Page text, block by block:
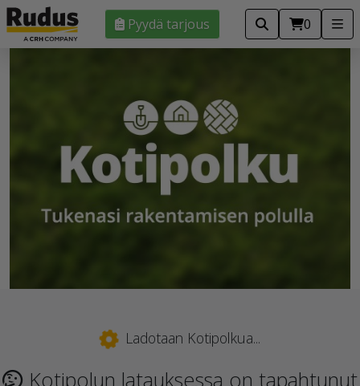
Pyydä tarjous 0
Ladotaan Kotipolkua...
Kotipolun latauksessa on tapahtunut